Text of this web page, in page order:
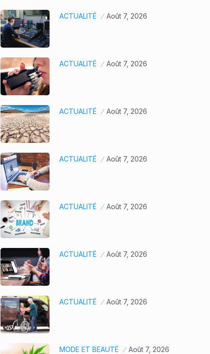
ACTUALITÉ Août 7, 2026
ACTUALITÉ Août 7, 2026
ACTUALITÉ Août 7, 2026
ACTUALITÉ Août 7, 2026
ACTUALITÉ Août 7, 2026
ACTUALITÉ Août 7, 2026
ACTUALITÉ Août 7, 2026
MODE ET BEAUTÉ Août 7, 2026